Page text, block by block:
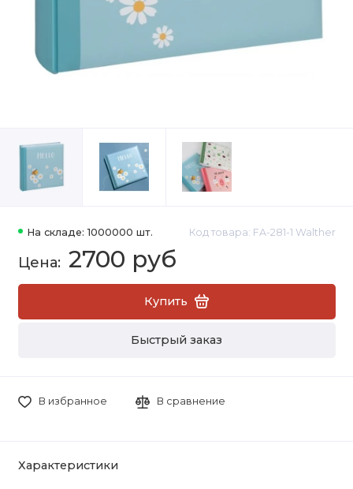
На складе: 1000000 шт. Код товара: FA-281-1 Walther
2700 руб
Купить
Быстрый заказ
В избранное В сравнение
Характеристики